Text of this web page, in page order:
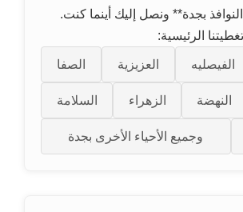
بجدة** ونصل إليك أينما كنت.
الرئيسية:
الفيصليه العزيزية الصفا
النهضة الزهراء السلامة
وجميع الأحياء الأخرى بجدة